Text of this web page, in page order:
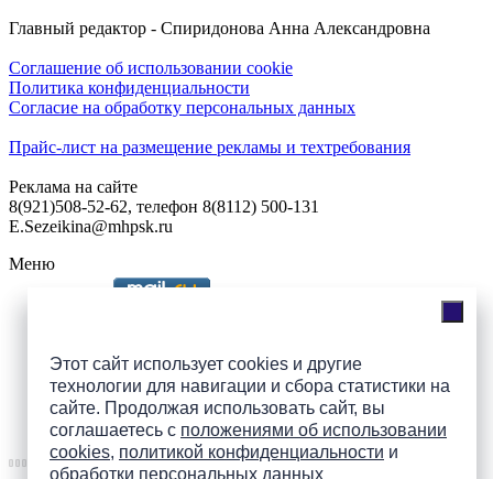
Этот сайт использует cookies и другие
технологии для навигации и сбора статистики на
сайте. Продолжая использовать сайт, вы
соглашаетесь с положениями об использовании
cookies, политикой конфиденциальности и
обработки персональных данных
Главный редактор - Спиридонова Анна Александровна
Соглашение об использовании cookie
Политика конфиденциальности
Согласие на обработку персональных данных
Прайс-лист на размещение рекламы и техтребования
Реклама на сайте
8(921)508-52-62, телефон 8(8112) 500-131
E.Sezeikina@mhpsk.ru
Меню
Подпишись на группы
ПАИ в соцсетях!